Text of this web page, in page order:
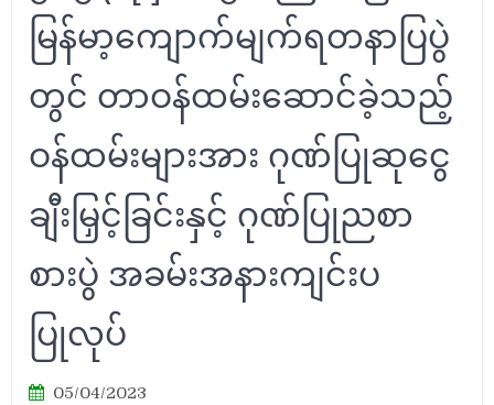
မြန်မာ့ကျောက်မျက်ရတနာပြပွဲ
တွင် တာဝန်ထမ်းဆောင်ခဲ့သည့်
ဝန်ထမ်းများအား ဂုဏ်ပြုဆုငွေ
ချီးမြှင့်ခြင်းနှင့် ဂုဏ်ပြုညစာ
စားပွဲ အခမ်းအနားကျင်းပ
ပြုလုပ်
05/04/2023